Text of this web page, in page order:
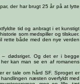
der har brugt 25 år på at lytte
tid og anbragt i et kunstigt
som medspiller og tilskuer.
rette både med den nye verden
– dødsriget. Og det er i begge
kan man se en af romanens
er tale om hård SF. Sproget er
næsten overfyldt med